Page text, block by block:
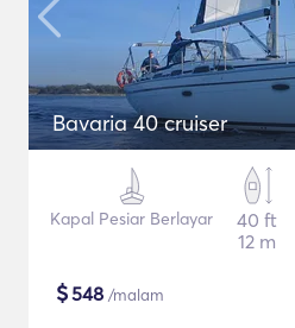
Bavaria 40 cruiser
Kapal Pesiar Berlayar
40 ft
12 m
$548 /malam